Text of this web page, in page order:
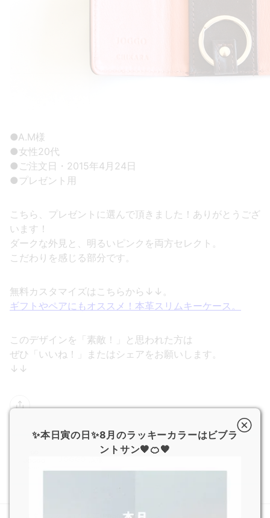
●A.M様
●女性20代
●ご注文日・2015年4月24日
●プレゼント用
こちら、プレゼントに選んで頂きました！ありがとうござ
います！
ダークな外見と、明るいピンクを両方セレクト。
こだわりを感じる部分です。
無料カスタマイズはこちらから↓↓。
ギフトやペアにもオススメ！本革スリムキーケース。
このデザインを「素敵！」と思われた方は
ぜひ「いいね！」またはシェアをお願いします。
↓↓
スタイリッシュな本革iPhone
✨本日寅の日✨8月のラッキーカラーはビブラ
ントサン🧡🍊🧡